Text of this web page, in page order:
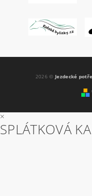
2026 © Jezdecké
×
SPLÁTKOVÁ